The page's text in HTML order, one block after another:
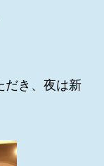
だき、夜は新